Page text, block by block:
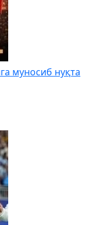
муносиб нуқта